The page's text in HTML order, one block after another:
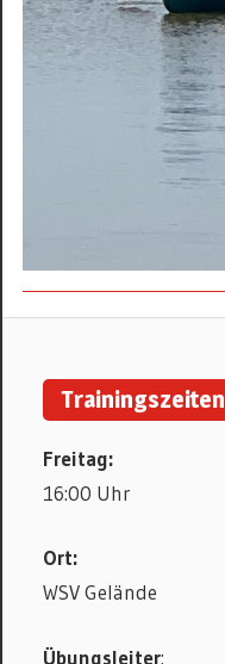
KANUWANDERN
Trainingszeiten
Freitag:
16:00 Uhr
Ort:
WSV Gelände
Übungsleiter: